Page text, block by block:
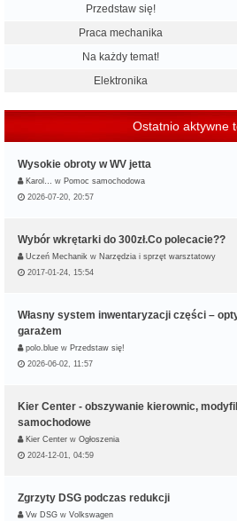
Przedstaw się!
Praca mechanika
Na każdy temat!
Elektronika
Ostatnio aktywne
Wysokie obroty w WV jetta
Karol… w Pomoc samochodowa
2026-07-20, 20:57
Wybór wkrętarki do 300zł.Co polecacie??
Uczeń Mechanik w Narzędzia i sprzęt warsztatowy
2017-01-24, 15:54
Własny system inwentaryzacji części –
garażem
polo.blue w Przedstaw się!
2026-06-02, 11:57
Kier Center - obszywanie kierownic,
samochodowe
Kier Center w Ogłoszenia
2024-12-01, 04:59
Zgrzyty DSG podczas redukcji
Vw DSG w Volkswagen